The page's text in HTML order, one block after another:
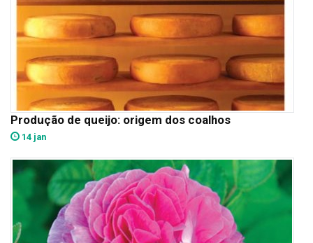
Produção de queijo: origem dos coalhos
14 jan